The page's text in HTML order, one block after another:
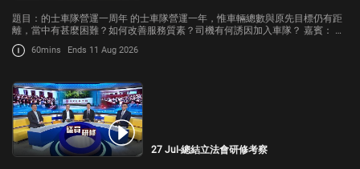
題目：的士車隊營運一周年 的士車隊營運一年，惟車輛總數與原先目標仍有距
離，當中有甚麼困難？如何改善服務質素？司機有何誘因加入車隊？ 嘉賓： 立
60mins Ends 11 Aug 2026
27 Jul-總結立法會研修考察